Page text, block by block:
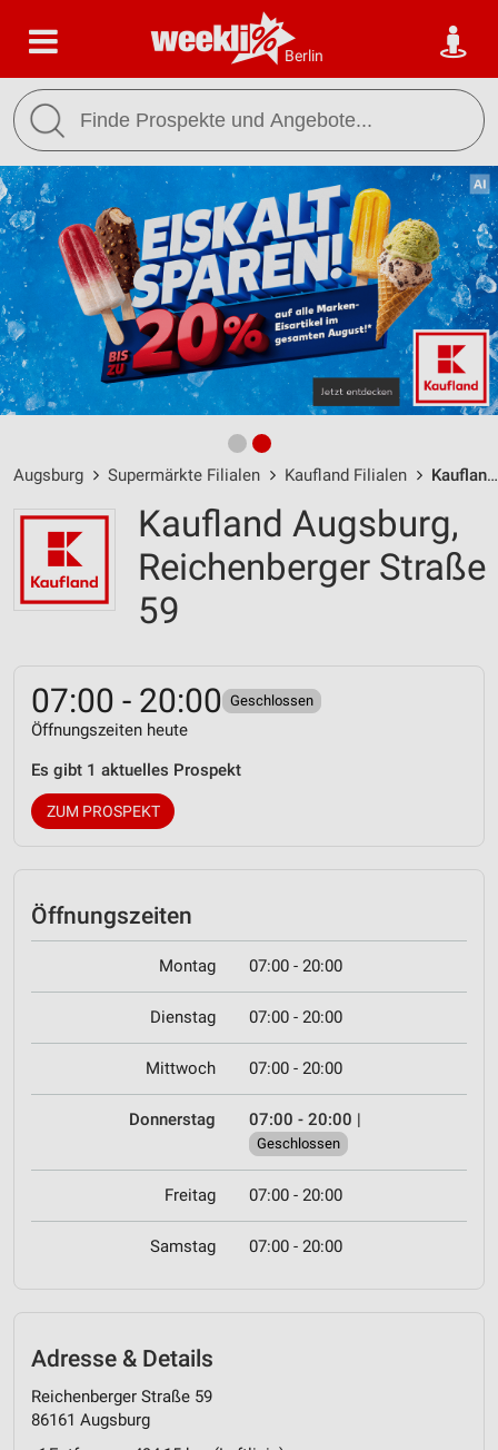
Berlin
Augsburg Supermärkte Filialen Kaufland Filialen Kaufland Augsburg / Reichenberger Straße 59 - Öffnungszeiten & Adresse
Kaufland Augsburg,
Reichenberger Straße
59
07:00 - 20:00 Geschlossen
Öffnungszeiten heute
Es gibt 1 aktuelles Prospekt
ZUM PROSPEKT
Öffnungszeiten
Montag 07:00 - 20:00
Dienstag 07:00 - 20:00
Mittwoch 07:00 - 20:00
Donnerstag 07:00 - 20:00 |
Geschlossen
Freitag 07:00 - 20:00
Samstag 07:00 - 20:00
Adresse & Details
Reichenberger Straße 59
86161 Augsburg